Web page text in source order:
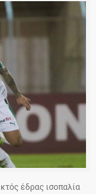
έδρας ισοπαλία